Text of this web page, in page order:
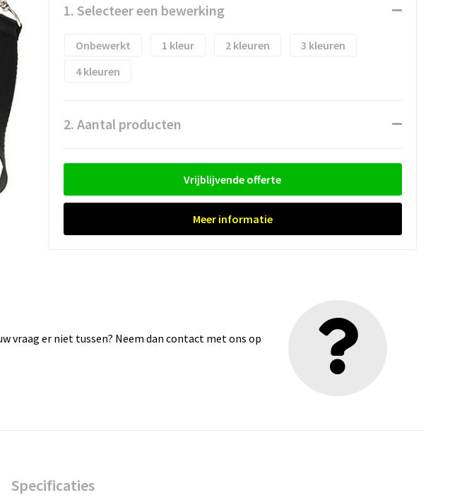
1. Selecteer een bewerking
Onbewerkt 1 2
3
4
2. Aantal producten
Vrijblijvende offerte
Meer informatie
vraag er niet tussen? Neem dan contact met ons op
Specificaties